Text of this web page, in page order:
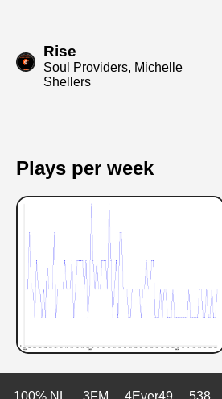
Rise
Soul Providers, Michelle
Shellers
Plays per week